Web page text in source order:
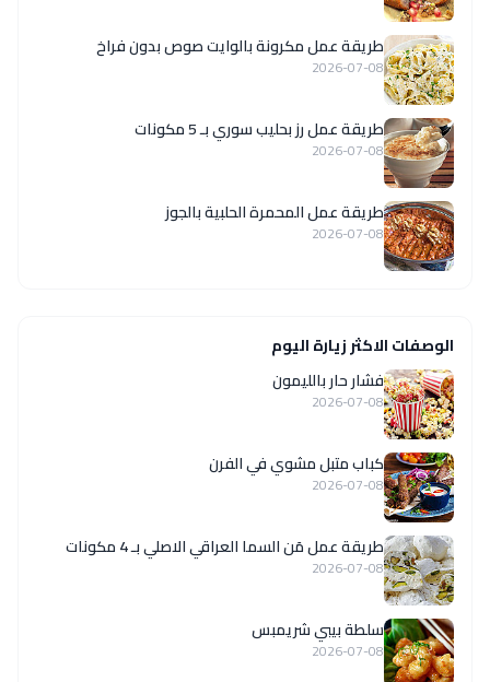
طريقة عمل مكرونة بالوايت صوص بدون فراخ
2026-07-08
طريقة عمل رز بحليب سوري بـ 5 مكونات
2026-07-08
طريقة عمل المحمرة الحلبية بالجوز
2026-07-08
الوصفات الاكثر زيارة اليوم
فشار حار بالليمون
2026-07-08
كباب متبل مشوي في الفرن
2026-07-08
طريقة عمل مَن السما العراقي الاصلي بـ 4 مكونات
2026-07-08
سلطة بيبي شريمبس
2026-07-08